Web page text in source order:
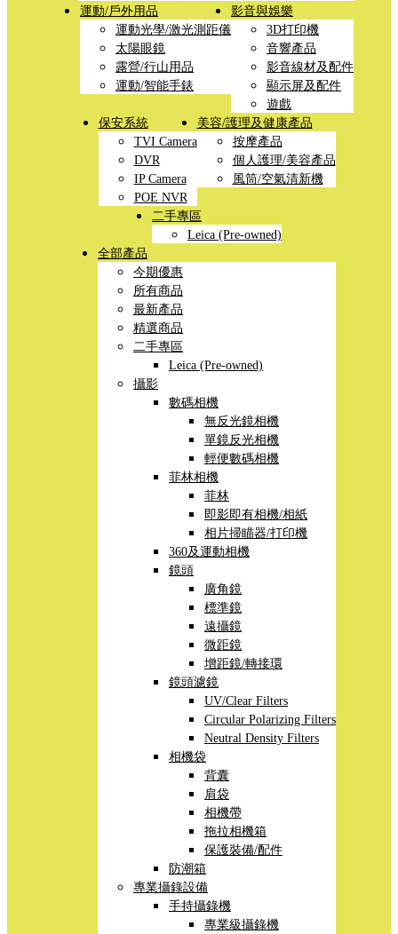
運動/戶外用品
運動光學/激光測距儀
太陽眼鏡
露營/行山用品
運動/智能手錶
影音與娛樂
3D打印機
音響產品
影音線材及配件
顯示屏及配件
遊戲
保安系統
TVI Camera
DVR
IP Camera
POE NVR
美容/護理及健康產品
按摩產品
個人護理/美容產品
風筒/空氣清新機
二手專區
Leica (Pre-owned)
全部產品
今期優惠
所有商品
最新產品
精選商品
二手專區
Leica (Pre-owned)
攝影
數碼相機
無反光鏡相機
單鏡反光相機
輕便數碼相機
菲林相機
菲林
即影即有相機/相紙
相片掃瞄器/打印機
360及運動相機
鏡頭
廣角鏡
標準鏡
遠攝鏡
微距鏡
增距鏡/轉接環
鏡頭濾鏡
UV/Clear Filters
Circular Polarizing Filters
Neutral Density Filters
相機袋
背囊
肩袋
相機帶
拖拉相機箱
保護裝備/配件
防潮箱
專業攝錄設備
手持攝錄機
專業級攝錄機